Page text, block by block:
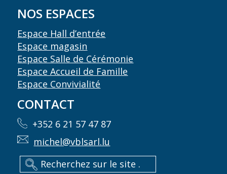
NOS ESPACES
Espace Hall d’entrée
Espace magasin
Espace Salle de Cérémonie
Espace Accueil de Famille
Espace Convivialité
CONTACT
+352 6 21 57 47 87
michel@vblsarl.lu